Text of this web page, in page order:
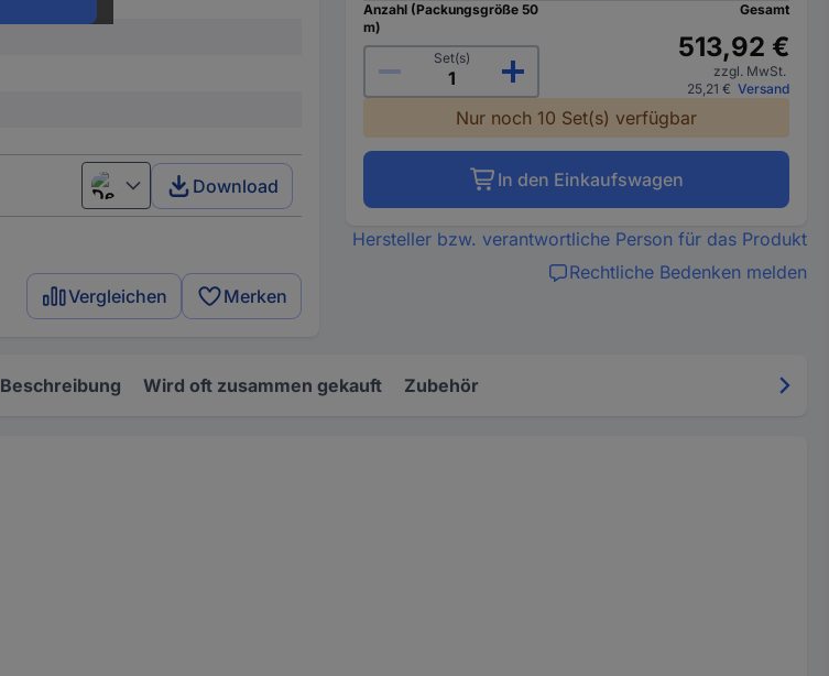
Deutsch (Deutschland)
Download
Vergleichen Merken
Anzahl (Packungsgröße 50
m)
Set(s)
Gesamt
513,92 €
zzgl. MwSt.
25,21 € Versand
Nur noch 10 Set(s) verfügbar
In den Einkaufswagen
Hersteller bzw. verantwortliche Person für das Produkt
Rechtliche Bedenken melden
Beschreibung Wird oft zusammen gekauft Zubehör